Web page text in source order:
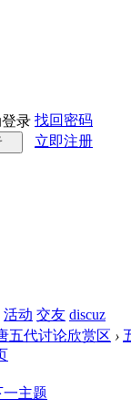
录 找回密码
立即注册
活动 交友 discuz
五代讨论欣赏区 ›